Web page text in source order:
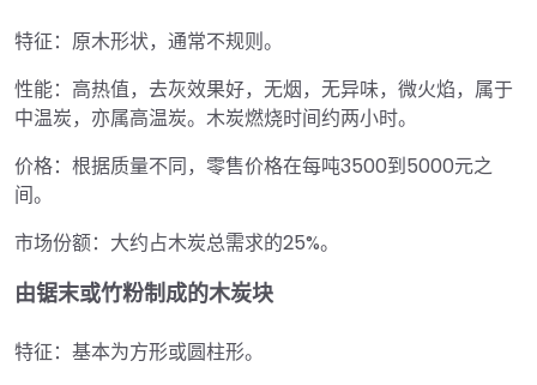
特征：原木形状，通常不规则。
性能：高热值，去灰效果好，无烟，无异味，微火焰，属于
中温炭，亦属高温炭。木炭燃烧时间约两小时。
价格：根据质量不同，零售价格在每吨3500到5000元之
间。
市场份额：大约占木炭总需求的25%。
由锯末或竹粉制成的木炭块
特征：基本为方形或圆柱形。